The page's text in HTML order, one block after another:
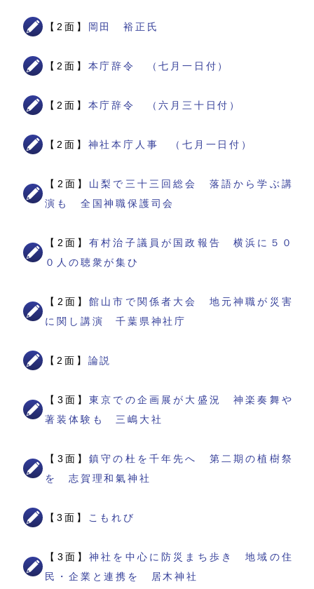
【2面】 岡田 裕正氏
【2面】 本庁辞令 （七月一日付）
【2面】 本庁辞令 （六月三十日付）
【2面】 神社本庁人事 （七月一日付）
【2面】 山梨で三十三回総会 落語から学ぶ講
演も 全国神職保護司会
【2面】有村治子議員が国政報告 横浜に５０
０人の聴衆が集ひ
【2面】館山市で関係者大会 地元神職が災害
に関し講演 千葉県神社庁
【2面】 論説
【3面】東京での企画展が大盛況 神楽奏舞や
著装体験も 三嶋大社
【3面】鎮守の杜を千年先へ 第二期の植樹祭
を 志賀理和氣神社
【3面】 こもれび
【3面】神社を中心に防災まち歩き 地域の住
民・企業と連携を 居木神社